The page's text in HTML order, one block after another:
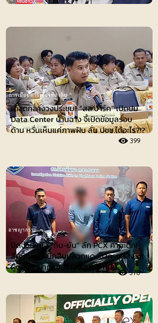
เดือดกลางวงประชุม!! “สส.ปาร์ค” เปิดปม
Data Center บ้านฉาง จี้เปิดข้อมูลรอบ
ด้าน หวั่นเห็นแค่ภาพฝัน ลั่น ปชช.ได้อะไร?!?
399
การเมือง-การเมืองท้องถิ่น
ปิดจ๊อบแก๊ง “ถีบ-ยัน” ลัก PCX คากะดึก!
สืบนิคมฯ ผนึกสืบปลวกแดงซิวคาจุดส่งรถ
ผู้ต้องหาปากแข็งอ้างซื้อมา 4 หมื่น
378
อาชญากรรม